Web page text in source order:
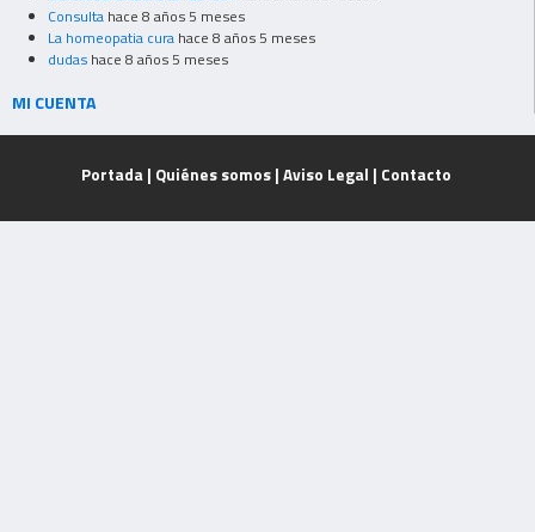
Consulta hace 8 años 5 meses
La homeopatia cura hace 8 años 5 meses
dudas hace 8 años 5 meses
MI CUENTA
Portada | Quiénes somos| Aviso Legal | Contacto